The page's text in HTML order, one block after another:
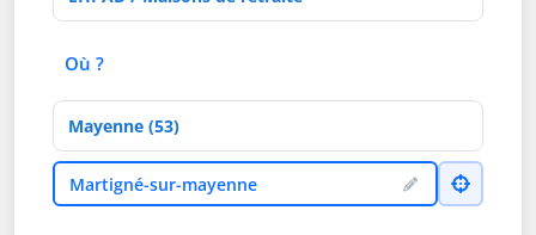
Où ?
Département
VilleMartigné-sur-mayenne